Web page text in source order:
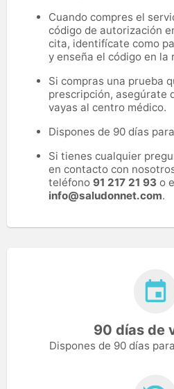
Cuando compres el
código de autorización
cita, identifícate como
y enseña el código en la
Si compras una prueba
prescripción, asegúrate
vayas al centro médico.
Dispones de 90 días
Si tienes cualquier
en contacto con
teléfono 91 217 21 93 o
info@saludonnet.com.
90 días de
Dispones de 90 días